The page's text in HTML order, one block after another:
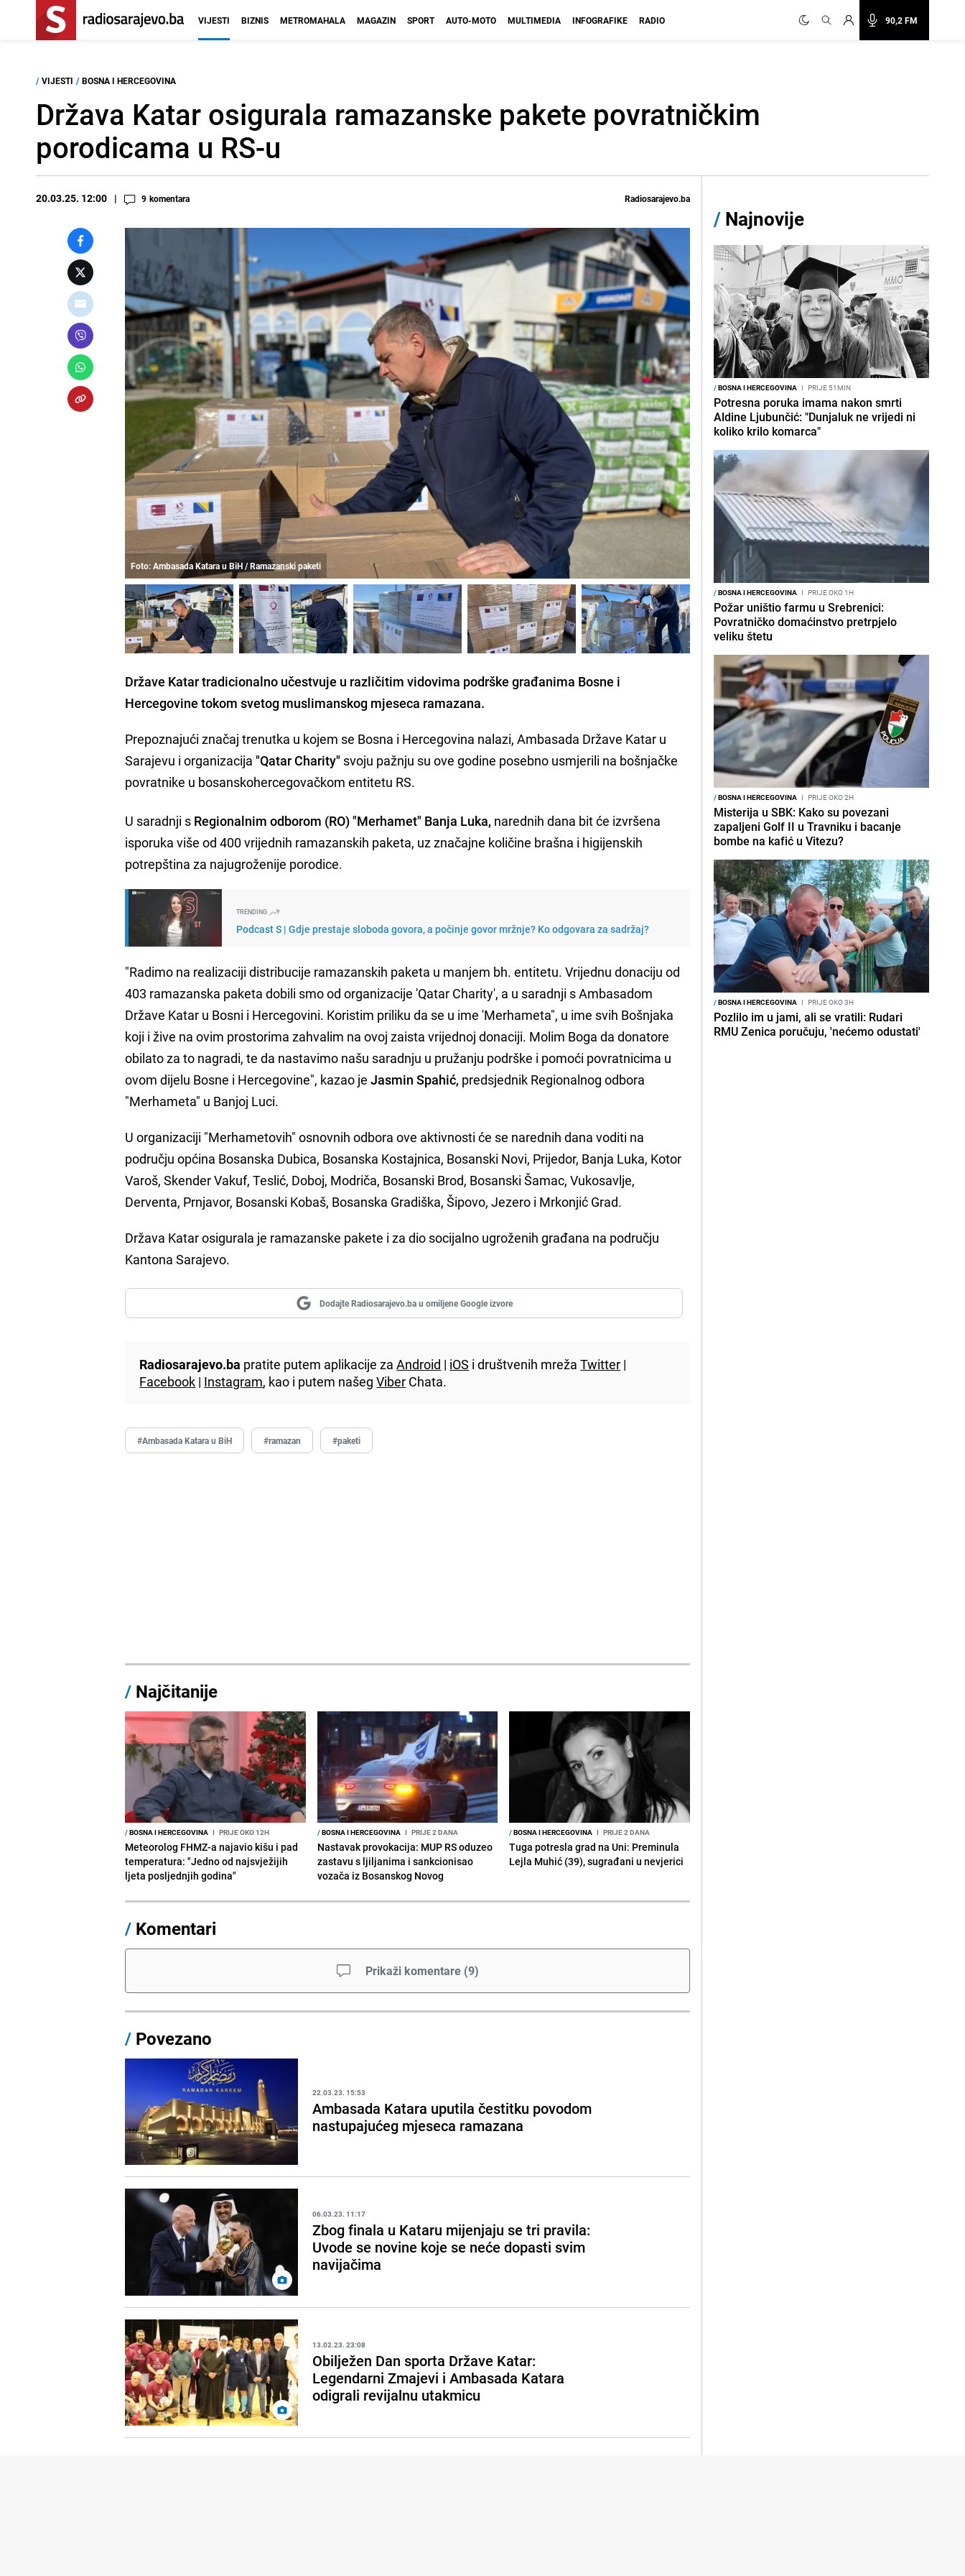
90,2 FM
VIJESTI BIZNIS METROMAHALA MAGAZIN SPORT AUTO-MOTO MULTIMEDIA INFOGRAFIKE RADIO
/ VIJESTI / BOSNA I HERCEGOVINA
Država Katar osigurala ramazanske pakete povratničkim
porodicama u RS-u
20.03.25. 12:00 9 komentara Radiosarajevo.ba
Foto: Ambasada Katara u BiH / Ramazanski paketi
Države Katar tradicionalno učestvuje u različitim vidovima podrške građanima Bosne i
Hercegovine tokom svetog muslimanskog mjeseca ramazana.
Prepoznajući značaj trenutka u kojem se Bosna i Hercegovina nalazi, Ambasada Države Katar u
Sarajevu i organizacija "Qatar Charity" svoju pažnju su ove godine posebno usmjerili na bošnjačke
povratnike u bosanskohercegovačkom entitetu RS.
U saradnji s Regionalnim odborom (RO) "Merhamet" Banja Luka, narednih dana bit će izvršena
isporuka više od 400 vrijednih ramazanskih paketa, uz značajne količine brašna i higijenskih
potrepština za najugroženije porodice.
TRENDING
Podcast S | Gdje prestaje sloboda govora, a počinje govor mržnje? Ko odgovara za sadržaj?
"Radimo na realizaciji distribucije ramazanskih paketa u manjem bh. entitetu. Vrijednu donaciju od
403 ramazanska paketa dobili smo od organizacije 'Qatar Charity', a u saradnji s Ambasadom
Države Katar u Bosni i Hercegovini. Koristim priliku da se u ime 'Merhameta", u ime svih Bošnjaka
koji i žive na ovim prostorima zahvalim na ovoj zaista vrijednoj donaciji. Molim Boga da donatore
obilato za to nagradi, te da nastavimo našu saradnju u pružanju podrške i pomoći povratnicima u
ovom dijelu Bosne i Hercegovine", kazao je Jasmin Spahić, predsjednik Regionalnog odbora
"Merhameta" u Banjoj Luci.
U organizaciji "Merhametovih" osnovnih odbora ove aktivnosti će se narednih dana voditi na
području općina Bosanska Dubica, Bosanska Kostajnica, Bosanski Novi, Prijedor, Banja Luka, Kotor
Varoš, Skender Vakuf, Teslić, Doboj, Modriča, Bosanski Brod, Bosanski Šamac, Vukosavlje,
Derventa, Prnjavor, Bosanski Kobaš, Bosanska Gradiška, Šipovo, Jezero i Mrkonjić Grad.
Država Katar osigurala je ramazanske pakete i za dio socijalno ugroženih građana na području
Kantona Sarajevo.
Dodajte Radiosarajevo.ba u omiljene Google izvore
Radiosarajevo.ba pratite putem aplikacije zaAndroid | iOS i društvenih mrežaTwitter |
Facebook | Instagram, kao i putem našegViber Chata.
#Ambasada Katara u BiH #ramazan #paketi
/ Najčitanije
/BOSNA I HERCEGOVINA I PRIJE OKO 12H
Meteorolog FHMZ-a najavio kišu i pad
temperatura: "Jedno od najsvježijih
ljeta posljednjih godina"
/BOSNA I HERCEGOVINA I PRIJE 2 DANA
Nastavak provokacija: MUP RS oduzeo
zastavu s ljiljanima i sankcionisao
vozača iz Bosanskog Novog
/BOSNA I HERCEGOVINA I PRIJE 2 DANA
Tuga potresla grad na Uni: Preminula
Lejla Muhić (39), sugrađani u nevjerici
/ Komentari
Prikaži komentare (9)
/ Povezano
22.03.23. 15:53
Ambasada Katara uputila čestitku povodom
nastupajućeg mjeseca ramazana
06.03.23. 11:17
Zbog finala u Kataru mijenjaju se tri pravila:
Uvode se novine koje se neće dopasti svim
navijačima
13.02.23. 23:08
Obilježen Dan sporta Države Katar:
Legendarni Zmajevi i Ambasada Katara
odigrali revijalnu utakmicu
/ Najnovije
/BOSNA I HERCEGOVINA I PRIJE 51MIN
Potresna poruka imama nakon smrti
Aldine Ljubunčić: "Dunjaluk ne vrijedi ni
koliko krilo komarca"
/BOSNA I HERCEGOVINA I PRIJE OKO 1H
Požar uništio farmu u Srebrenici:
Povratničko domaćinstvo pretrpjelo
veliku štetu
/BOSNA I HERCEGOVINA I PRIJE OKO 2H
Misterija u SBK: Kako su povezani
zapaljeni Golf II u Travniku i bacanje
bombe na kafić u Vitezu?
/BOSNA I HERCEGOVINA I PRIJE OKO 3H
Pozlilo im u jami, ali se vratili: Rudari
RMU Zenica poručuju, 'nećemo odustati'